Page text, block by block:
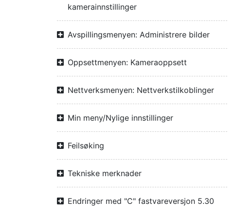
kamerainnstillinger
Avspillingsmenyen: Administrere bilder
Oppsettmenyen: Kameraoppsett
Nettverksmenyen: Nettverkstilkoblinger
Min meny/Nylige innstillinger
Feilsøking
Tekniske merknader
Endringer med "C" fastvareversjon 5.30